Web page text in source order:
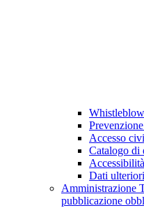
Accesso
Catalogo di
Accessibilità
Dati ulteriori
Amministrazione
pubblicazione